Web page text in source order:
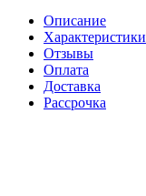
Описание
Характеристики
Отзывы
Оплата
Доставка
Рассрочка